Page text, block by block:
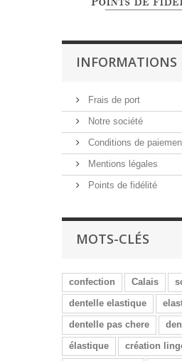
INFORMATIONS
Frais de port
Notre société
Conditions de
Mentions légales
Points de fidélité
MOTS-CLÉS
confection Calais
dentelle elastique
dentelle pas chere
élastique
création